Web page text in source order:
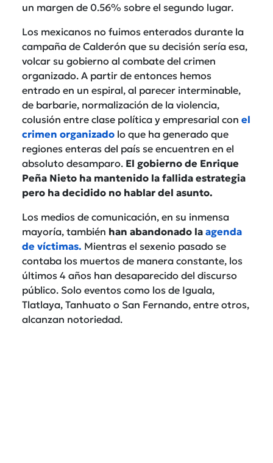
un margen de 0.56% sobre el segundo lugar.
Los mexicanos no fuimos enterados durante la
campaña de Calderón que su decisión sería esa,
volcar su gobierno al combate del crimen
organizado. A partir de entonces hemos
entrado en un espiral, al parecer interminable,
de barbarie, normalización de la violencia,
colusión entre clase política y empresarial con el
crimen organizado lo que ha generado que
regiones enteras del país se encuentren en el
absoluto desamparo. El gobierno de Enrique
Peña Nieto ha mantenido la fallida estrategia
pero ha decidido no hablar del asunto.
Los medios de comunicación, en su inmensa
mayoría, también han abandonado la agenda
de víctimas. Mientras el sexenio pasado se
contaba los muertos de manera constante, los
últimos 4 años han desaparecido del discurso
público. Solo eventos como los de Iguala,
Tlatlaya, Tanhuato o San Fernando, entre otros,
alcanzan notoriedad.